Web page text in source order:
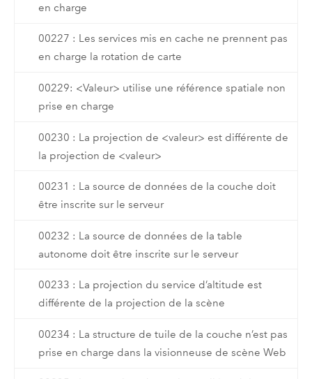
en charge
00227 : Les services mis en cache ne prennent pas
en charge la rotation de carte
00229: <Valeur> utilise une référence spatiale non
prise en charge
00230 : La projection de <valeur> est différente de
la projection de <valeur>
00231 : La source de données de la couche doit
être inscrite sur le serveur
00232 : La source de données de la table
autonome doit être inscrite sur le serveur
00233 : La projection du service d’altitude est
différente de la projection de la scène
00234 : La structure de tuile de la couche n’est pas
prise en charge dans la visionneuse de scène Web